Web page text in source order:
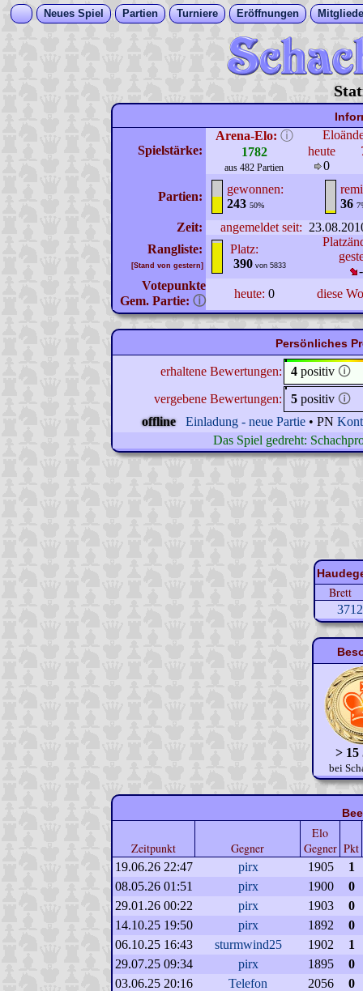
Neues Spiel Partien Turniere Eröffnungen
Spielstärke:
Arena-Elo: ⓘ
1782
aus 482 Partien
heute
0
Partien:
gewonnen:
243 50%
36
Zeit: angemeldet seit:
Rangliste:
[Stand von gestern]
Platz:
390 von 5833
Votepunkte
Gem. Partie: ⓘ
heute: 0 diese
Persönliches
erhaltene Bewertungen: 4 positiv 🛈
vergebene Bewertungen:
5 positiv 🛈
offline
Einladung - neue Partie • PN
Das Spiel gedreht:
Brett
3712
> 15
bei
Zeitpunkt Gegner
Elo
Gegner Pkt
19.06.26 22:47 pirx 1905
1
08.05.26 01:51
pirx 1900
0
29.01.26 00:22
pirx 1903
0
14.10.25 19:50
pirx 1892
0
06.10.25 16:43
sturmwind25 1902
1
29.07.25 09:34
pirx 1895
0
03.06.25 20:16
Telefon 2056
0